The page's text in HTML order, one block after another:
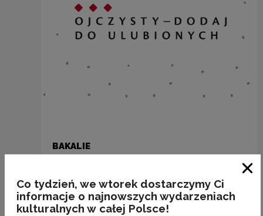
BAKALIE
Co tydzień, we wtorek dostarczymy Ci
informacje o najnowszych wydarzeniach
kulturalnych w całej Polsce!